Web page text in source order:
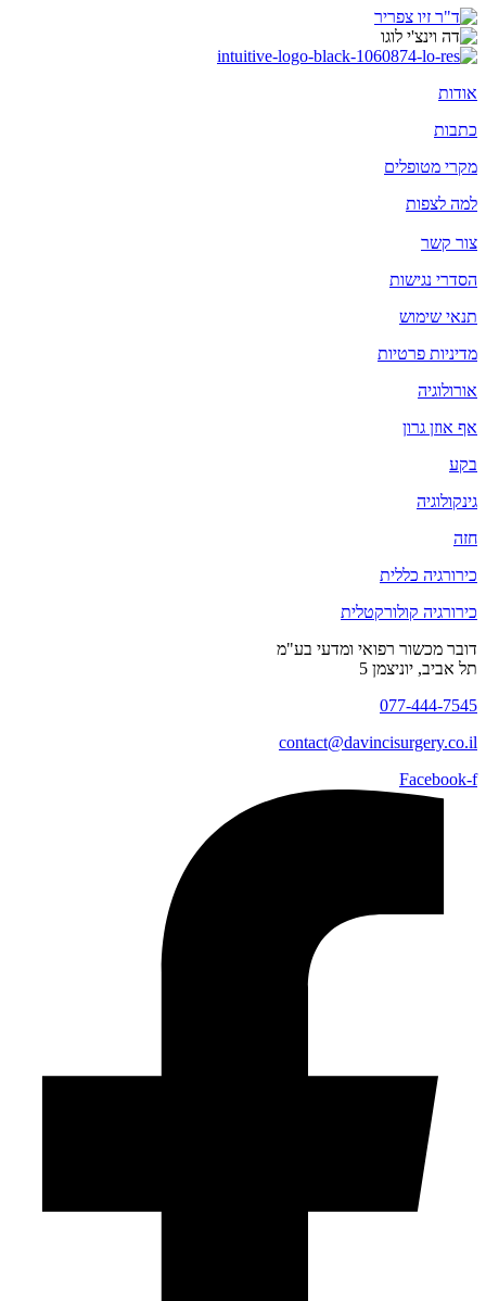
אודות
כתבות
מקרי מטופלים
למה לצפות
צור קשר
הסדרי נגישות
תנאי שימוש
מדיניות פרטיות
אורולוגיה
אף אוזן גרון
בקע
גינקולוגיה
חזה
כירורגיה כללית
כירורגיה קולורקטלית
דובר מכשור רפואי ומדעי בע"מ
תל אביב, יוניצמן 5
077-444-7545
contact@davincisurgery.co.il
Facebook-f